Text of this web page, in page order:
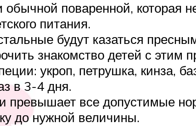
поваренной, которая
питания.
будут казаться
знакомство детей с этим
укроп, петрушка, кинза,
в 3-4 дня.
превышает все допустимые
до нужной величины.